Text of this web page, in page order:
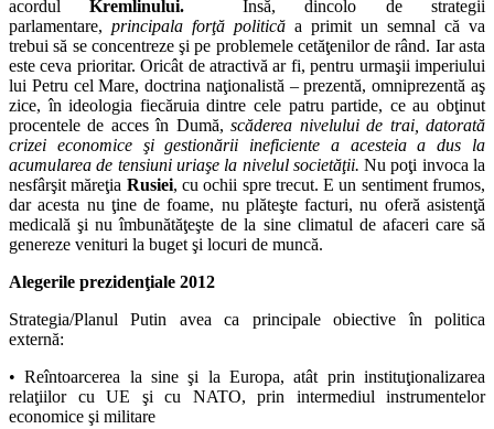
acordulKremlinului. Însă, dincolo de strategii
parlamentare, principala forţă politică a primit un semnal că va
trebui să se concentreze şi pe problemele cetăţenilor de rând. Iar asta
este ceva prioritar. Oricât de atractivă ar fi, pentru urmaşii imperiului
lui Petru cel Mare, doctrina naţionalistă – prezentă, omniprezentă aş
zice, în ideologia fiecăruia dintre cele patru partide, ce au obţinut
procentele de acces în Dumă,scăderea nivelului de trai, datorată
crizei economice şi gestionării ineficiente a acesteia a dus la
acumularea de tensiuni uriaşe la nivelul societăţii. Nu poţi invoca la
nesfârşit măreţia Rusiei, cu ochii spre trecut. E un sentiment frumos,
dar acesta nu ţine de foame, nu plăteşte facturi, nu oferă asistenţă
medicală şi nu îmbunătăţeşte de la sine climatul de afaceri care să
genereze venituri la buget şi locuri de muncă.
Alegerile prezidenţiale 2012
Strategia/Planul Putin avea ca principale obiective în politica
externă:
• Reîntoarcerea la sine şi la Europa, atât prin instituţionalizarea
relaţiilor cu UE şi cu NATO, prin intermediul instrumentelor
economice şi militare